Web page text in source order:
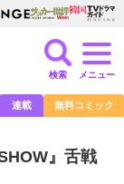
検索 メニュー
連載 無料コミック
』舌戦